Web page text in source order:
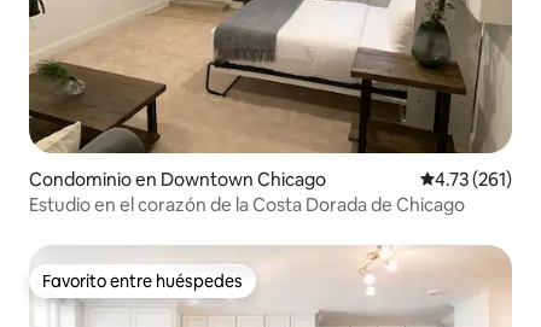
Condominio en Downtown Chicago Calificación
4.73 (261)
Estudio en el corazón de la Costa Dorada de Chicago
Favorito entre huéspedes
Favorito entre huéspedes